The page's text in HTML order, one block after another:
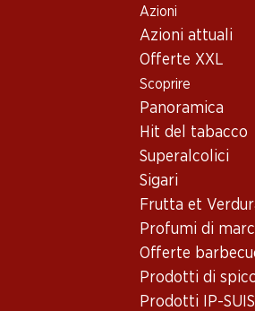
Azioni
Azioni attuali
Offerte XXL
Scoprire
Panoramica
Hit del tabacco
Superalcolici
Sigari
Frutta et
Profumi di
Offerte
Prodotti di
Prodotti IP-
Vino/
Linguadoca-Rossiglione
JP. Chenet Grenache/Cinsault Rosé